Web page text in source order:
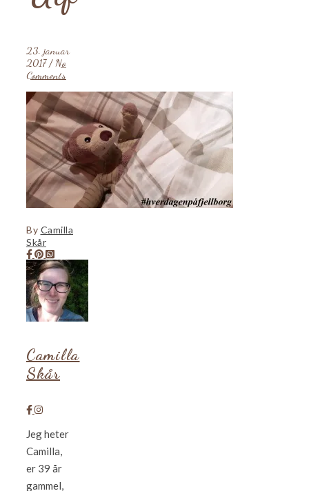
23. januar
2017 / No
Comments
By Camilla
Skår
Camilla
Skår
Jeg heter
Camilla,
er 39 år
gammel,